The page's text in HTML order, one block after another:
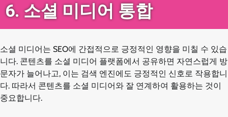
6. 소셜 미디어 통합
소셜 미디어는 SEO에 간접적으로 긍정적인 영향을 미칠 수 있습
니다. 콘텐츠를 소셜 미디어 플랫폼에서 공유하면 자연스럽게 방
문자가 늘어나고, 이는 검색 엔진에도 긍정적인 신호로 작용합니
다. 따라서 콘텐츠를 소셜 미디어와 잘 연계하여 활용하는 것이
중요합니다.